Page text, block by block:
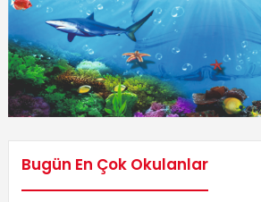
Bugün En Çok Okulanlar